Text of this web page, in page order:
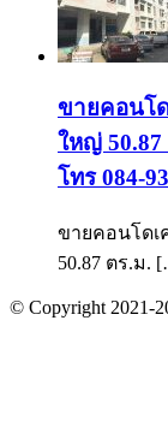
ขายคอนโ
ใหญ่
โทร 084-
ขายคอนโด
50.87 ตร.ม.
© Copyright 2021-